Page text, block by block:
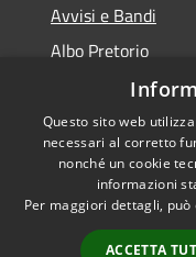
Avvisi e Bandi
Albo Pretorio
Accessibilità
Privacy
Questo sito web
necessari al corretto
nonché un cookie
informazioni
Per maggiori dettagli,
ACCETTA